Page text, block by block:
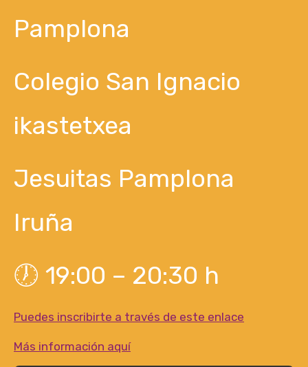
Pamplona
Colegio San Ignacio
ikastetxea
Jesuitas Pamplona
Iruña
🕖 19:00 – 20:30 h
Puedes inscribirte a través de este enlace
Más información aquí